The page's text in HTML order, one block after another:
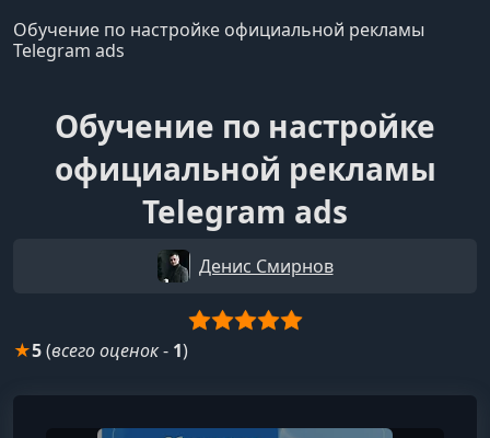
Обучение по настройке официальной рекламы
Telegram ads
Обучение по настройке
официальной рекламы
Telegram ads
Денис Смирнов
★5(всего оценок- 1)